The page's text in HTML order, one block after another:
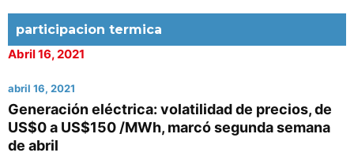
participacion termica
Abril 16, 2021
abril 16, 2021
Generación eléctrica: volatilidad de precios, de
US$0 a US$150 /MWh, marcó segunda semana
de abril